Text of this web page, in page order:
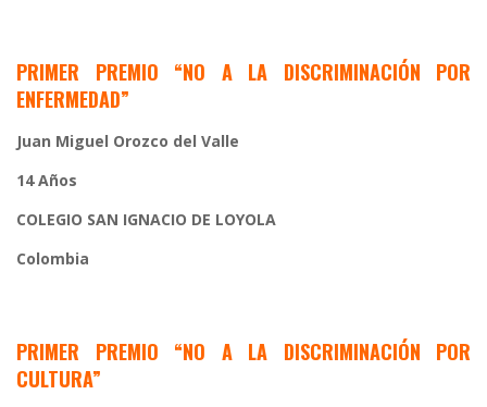
PRIMER PREMIO “NO A LA DISCRIMINACIÓN POR
ENFERMEDAD”
Juan Miguel Orozco del Valle
14 Años
COLEGIO SAN IGNACIO DE LOYOLA
Colombia
PRIMER PREMIO “NO A LA DISCRIMINACIÓN POR
CULTURA”